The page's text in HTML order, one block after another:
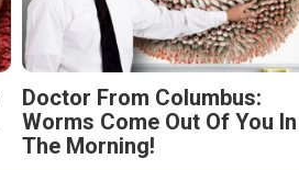
Doctor From Columbus:
Worms Come Out Of You In
The Morning!